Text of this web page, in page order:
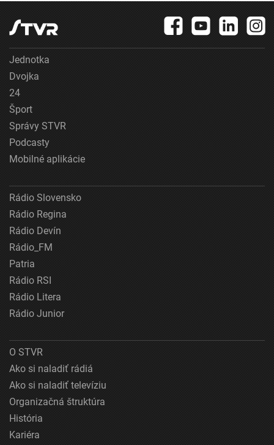
Jednotka
Dvojka
24
Šport
Správy STVR
Podcasty
Mobilné aplikácie
Rádio Slovensko
Rádio Regina
Rádio Devín
Rádio_FM
Patria
Rádio RSI
Rádio Litera
Rádio Junior
O STVR
Ako si naladiť rádiá
Ako si naladiť televíziu
Organizačná štruktúra
História
Kariéra